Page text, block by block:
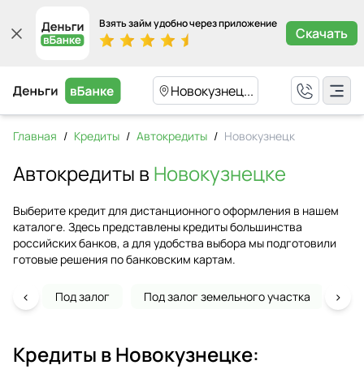
Взять займ удобно через приложение
Скачать
Новокузнец...
Главная / Кредиты / Автокредиты / Новокузнецк
Автокредиты вНовокузнецке
Выберите кредит для дистанционного оформления в нашем
каталоге. Здесь представлены кредиты большинства
российских банков, а для удобства выбора мы подготовили
готовые решения по банковским картам.
Под залог Под залог земельного участка
‹ ›
Кредиты вНовокузнецке: